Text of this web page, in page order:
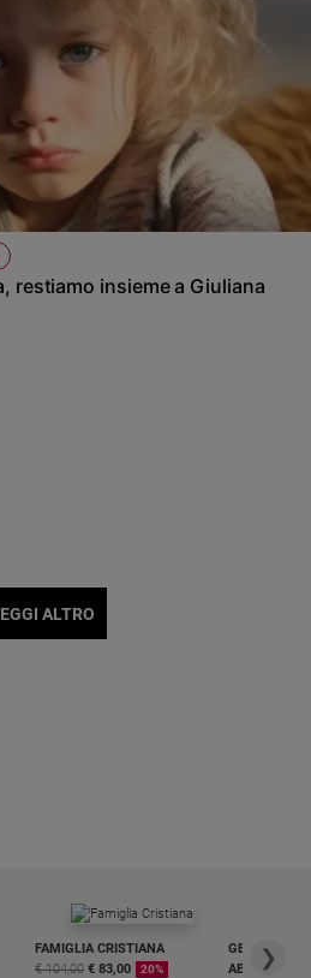
restiamo insieme a Giuliana
ALTRO
FAMIGLIA CRISTIANA
€ 104,00 € 83,00 20%
GBABY
❯